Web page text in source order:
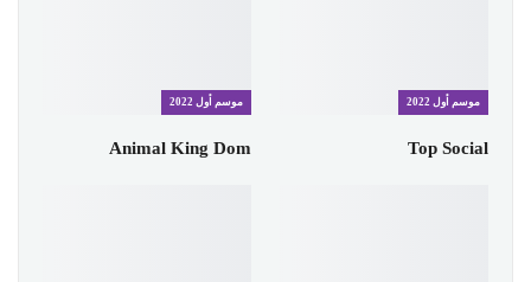
موسم أول 2022
Top Social
موسم أول 2022
Animal King Dom